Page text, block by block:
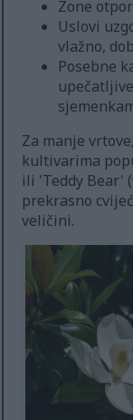
Zone
Uslovi
vlažno,
Posebne
Za manje
kultivarima
ili 'Teddy Bear'
prekrasno
veličini.